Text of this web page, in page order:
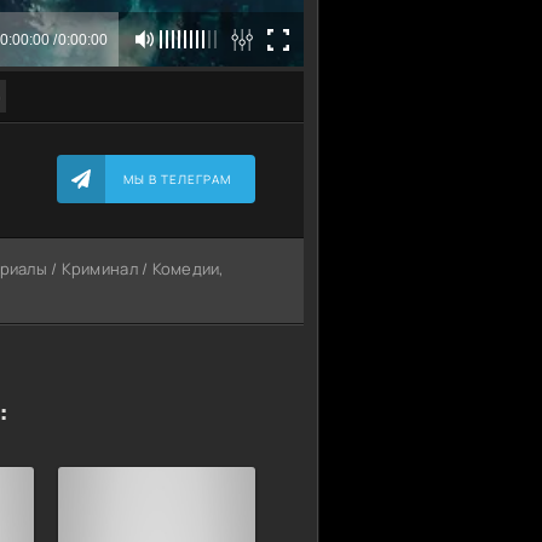
МЫ В ТЕЛЕГРАМ
/ Криминал / Комедии,